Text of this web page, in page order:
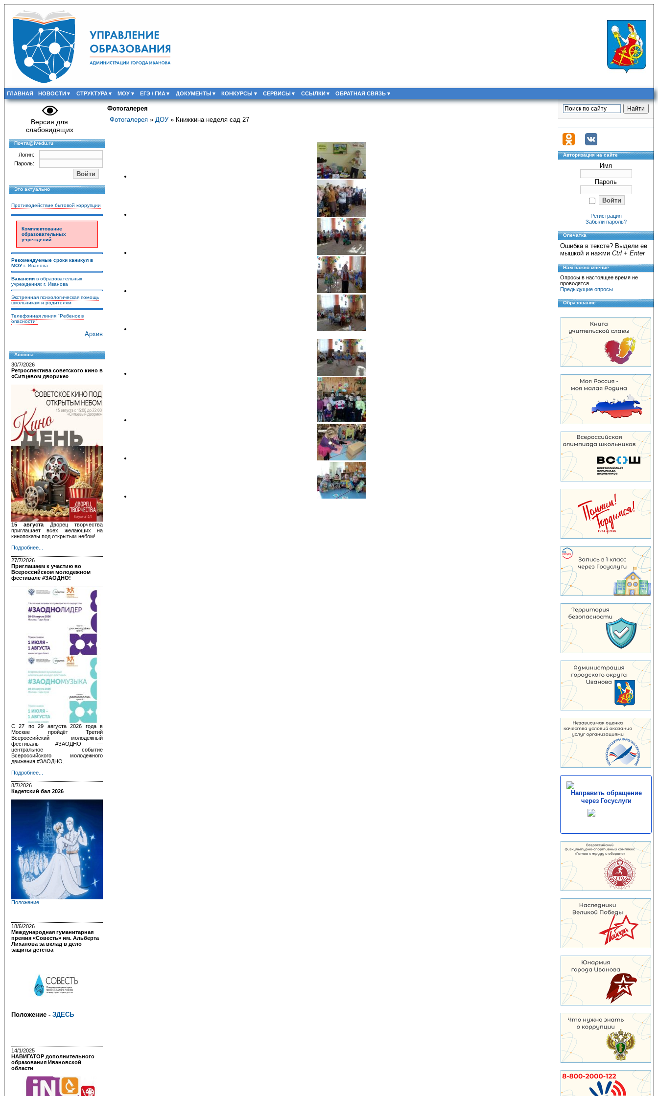
ГЛАВНАЯ НОВОСТИ СТРУКТУРА МОУ ЕГЭ / ГИА ДОКУМЕНТЫ КОНКУРСЫ СЕРВИСЫ ССЫЛКИ ОБРАТНАЯ СВЯЗЬ
Версия для
слабовидящих
Почта@ivedu.ru
Логин:
Пароль:
Это актуально
Противодействие бытовой коррупции
Комплектование
образовательных
учреждений
Рекомендуемые сроки каникул в
МОУг. Иванова
Вакансии в образовательных
учреждениях г. Иванова
Экстренная психологическая помощь
школьникам и родителям
Телефонная линия "Ребенок в
опасности"
Архив
Анонсы
30/7/2026
Ретроспектива советского кино в
«Ситцевом дворике»
15 августа
Дворец творчества
приглашает всех желающих на
кинопоказы под открытым небом!
Подробнее...
27/7/2026
Приглашаем к участию во
Всероссийском молодежном
фестивале #ЗАОДНО!
С 27 по 29 августа 2026 года в
Москве пройдёт Третий
Всероссийский молодежный
фестиваль #ЗАОДНО —
центральное событие
Всероссийского молодежного
движения #ЗАОДНО.
Подробнее...
8/7/2026
Кадетский бал 2026
Положение
18/6/2026
Международная гуманитарная
премия «Совесть» им. Альберта
Лиханова за вклад в дело
защиты детства
Положение - ЗДЕСЬ
14/1/2025
НАВИГАТОР дополнительного
образования Ивановской
области
Фотогалерея
Фотогалерея » ДОУ» Книжкина неделя сад 27
Авторизация на сайте
Имя
Пароль
Регистрация
Забыли пароль?
Опечатка
Ошибка в тексте? Выдели ее
мышкой и нажми Ctrl + Enter
Нам важно мнение
Опросы в настоящее время не
проводятся.
Предыдущие опросы
Образование
Направить обращение
через Госуслуги